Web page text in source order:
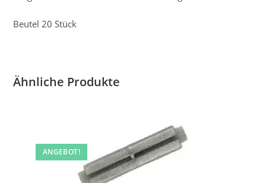
Beutel 20 Stück
Ähnliche Produkte
ANGEBOT!